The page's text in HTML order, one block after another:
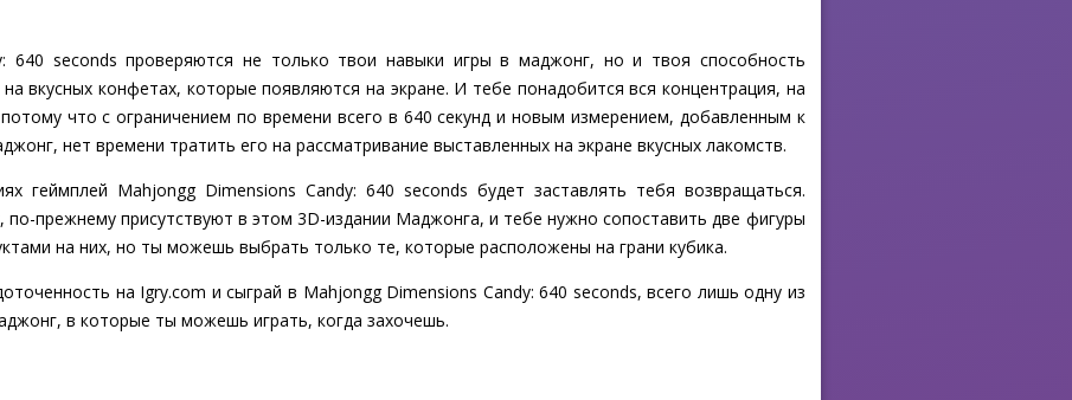
640 seconds проверяются не только твои навыки игры в маджонг, но и твоя способность
вкусных конфетах, которые появляются на экране. И тебе понадобится вся концентрация, на
что с ограничением по времени всего в 640 секунд и новым измерением, добавленным к
нет времени тратить его на рассматривание выставленных на экране вкусных лакомств.
геймплей Mahjongg Dimensions Candy: 640 seconds будет заставлять тебя возвращаться.
прежнему присутствуют в этом 3D-издании Маджонга, и тебе нужно сопоставить две фигуры
на них, но ты можешь выбрать только те, которые расположены на грани кубика.
на Igry.com и сыграй в Mahjongg Dimensions Candy: 640 seconds, всего лишь одну из
в которые ты можешь играть, когда захочешь.